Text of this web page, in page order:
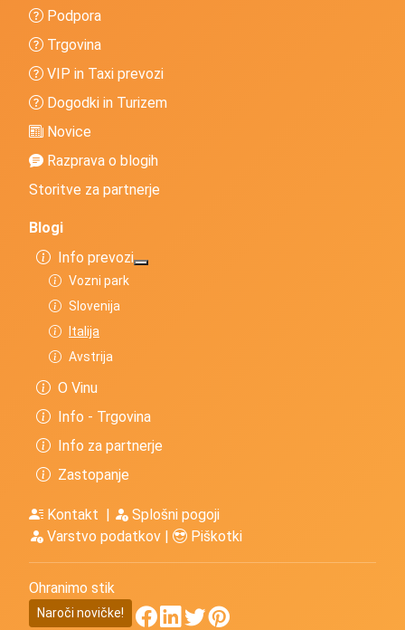
Podpora
Trgovina
VIP in Taxi prevozi
Dogodki in Turizem
Novice
Razprava o blogih
Storitve za partnerje
Blogi
Info prevozi
Vozni park
Slovenija
Italija
Avstrija
O Vinu
Info - Trgovina
Info za partnerje
Zastopanje
Kontakt |
Splošni pogoji
Varstvo podatkov | Piškotki
Ohranimo stik
Naroči novičke!